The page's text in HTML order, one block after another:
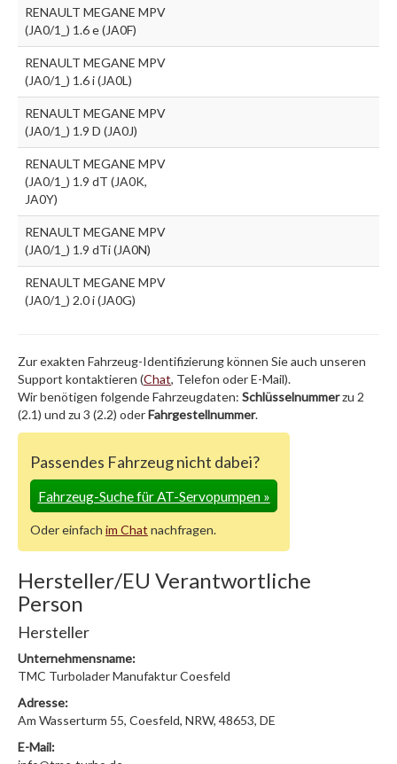
RENAULT MEGANE MPV
(JA0/1_) 1.6 e (JA0F)
RENAULT MEGANE MPV
(JA0/1_) 1.6 i (JA0L)
RENAULT MEGANE MPV
(JA0/1_) 1.9 D (JA0J)
RENAULT MEGANE MPV
(JA0/1_) 1.9 dT (JA0K,
JA0Y)
RENAULT MEGANE MPV
(JA0/1_) 1.9 dTi (JA0N)
RENAULT MEGANE MPV
(JA0/1_) 2.0 i (JA0G)
Zur exakten Fahrzeug-Identifizierung können Sie auch unseren
Support kontaktieren (Chat, Telefon oder E-Mail).
Wir benötigen folgende Fahrzeugdaten: Schlüsselnummerzu 2
(2.1) und zu 3 (2.2) oderFahrgestellnummer.
Passendes Fahrzeug nicht dabei?
Fahrzeug-Suche für AT-Servopumpen»
Oder einfach im Chat nachfragen.
Hersteller/EU Verantwortliche
Person
Hersteller
Unternehmensname:
TMC Turbolader Manufaktur Coesfeld
Adresse:
Am Wasserturm 55, Coesfeld, NRW, 48653, DE
E-Mail: